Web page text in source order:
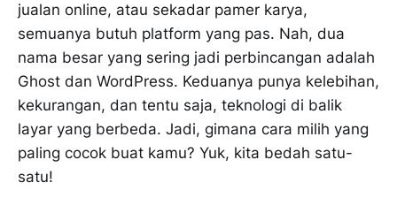
jualan online, atau sekadar pamer karya,
semuanya butuh platform yang pas. Nah, dua
nama besar yang sering jadi perbincangan adalah
Ghost dan WordPress. Keduanya punya kelebihan,
kekurangan, dan tentu saja, teknologi di balik
layar yang berbeda. Jadi, gimana cara milih yang
paling cocok buat kamu? Yuk, kita bedah satu-
satu!